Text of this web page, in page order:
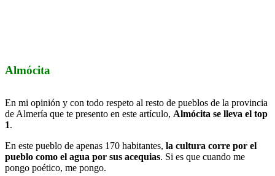
Almócita
En mi opinión y con todo respeto al resto de pueblos de la provincia
de Almería que te presento en este artículo, Almócita se lleva el top
1.
En este pueblo de apenas 170 habitantes, la cultura corre por el
pueblo como el agua por sus acequias. Si es que cuando me
pongo poético, me pongo.